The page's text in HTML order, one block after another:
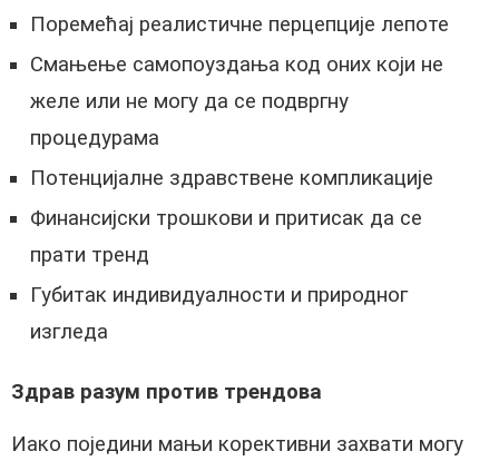
Поремећај реалистичне перцепције лепоте
Смањење самопоуздања код оних који не
желе или не могу да се подвргну
процедурама
Потенцијалне здравствене компликације
Финансијски трошкови и притисак да се
прати тренд
Губитак индивидуалности и природног
изгледа
Здрав разум против трендова
Иако поједини мањи корективни захвати могу